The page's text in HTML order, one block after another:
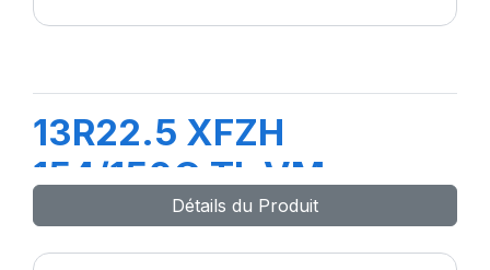
13R22.5 XFZH
154/150G TL VM
Détails du Produit